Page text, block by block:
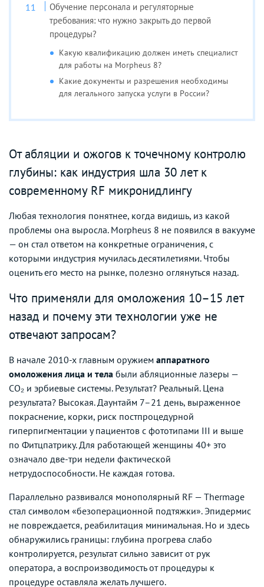
Обучение персонала и регуляторные
требования: что нужно закрыть до первой
процедуры?
Какую квалификацию должен иметь специалист
для работы на Morpheus 8?
Какие документы и разрешения необходимы
для легального запуска услуги в России?
От абляции и ожогов к точечному контролю
глубины: как индустрия шла 30 лет к
современному RF микронидлингу
Любая технология понятнее, когда видишь, из какой
проблемы она выросла. Morpheus 8 не появился в вакууме
— он стал ответом на конкретные ограничения, с
которыми индустрия мучилась десятилетиями. Чтобы
оценить его место на рынке, полезно оглянуться назад.
Что применяли для омоложения 10–15 лет
назад и почему эти технологии уже не
отвечают запросам?
В начале 2010-х главным оружием аппаратного
омоложения лица и тела были абляционные лазеры —
CO₂ и эрбиевые системы. Результат? Реальный. Цена
результата? Высокая. Даунтайм 7–21 день, выраженное
покраснение, корки, риск постпроцедурной
гиперпигментации у пациентов с фототипами III и выше
по Фитцпатрику. Для работающей женщины 40+ это
означало две-три недели фактической
нетрудоспособности. Не каждая готова.
Параллельно развивался монополярный RF — Thermage
стал символом «безоперационной подтяжки». Эпидермис
не повреждается, реабилитация минимальная. Но и здесь
обнаружились границы: глубина прогрева слабо
контролируется, результат сильно зависит от рук
оператора, а воспроизводимость от процедуры к
процедуре оставляла желать лучшего.